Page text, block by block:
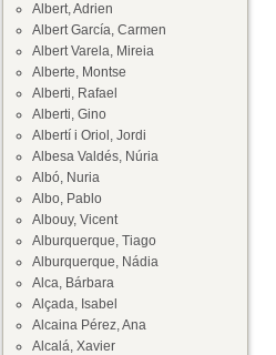
Albert, Adrien
Albert García, Carmen
Albert Varela, Mireia
Alberte, Montse
Alberti, Rafael
Alberti, Gino
Albertí i Oriol, Jordi
Albesa Valdés, Núria
Albó, Nuria
Albo, Pablo
Albouy, Vicent
Alburquerque, Tiago
Alburquerque, Nádia
Alca, Bárbara
Alçada, Isabel
Alcaina Pérez, Ana
Alcalá, Xavier